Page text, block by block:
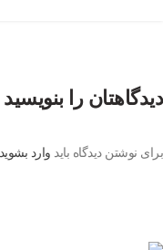
دیدگاهتان را بنویسید
برای نوشتن دیدگاه باید وارد بشوید